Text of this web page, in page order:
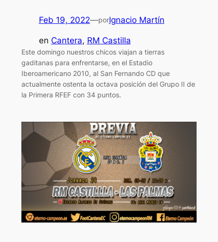
Feb 19, 2022—porIgnacio Martín
en Cantera, RM Castilla
Este domingo nuestros chicos viajan a tierras
gaditanas para enfrentarse, en el Estadio
Iberoamericano 2010, al San Fernando CD que
actualmente ostenta la octava posición del Grupo II de
la Primera RFEF con 34 puntos.